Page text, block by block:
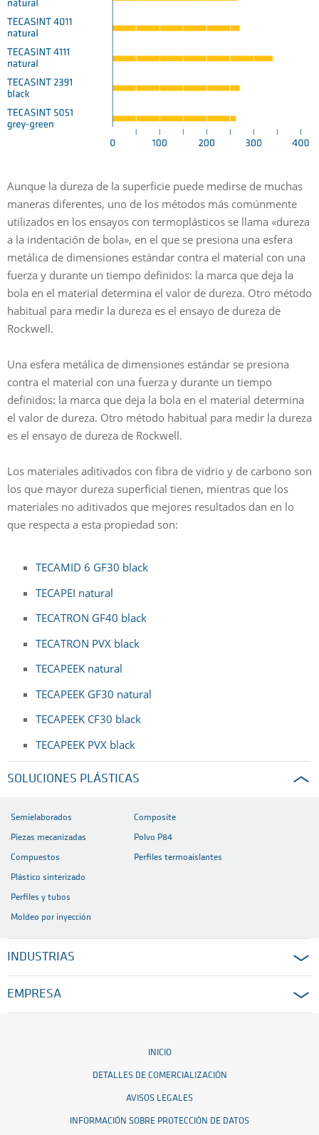
Aunque la dureza de la superficie puede medirse de muchas
maneras diferentes, uno de los métodos más comúnmente
utilizados en los ensayos con termoplásticos se llama «dureza
a la indentación de bola», en el que se presiona una esfera
metálica de dimensiones estándar contra el material con una
fuerza y durante un tiempo definidos: la marca que deja la
bola en el material determina el valor de dureza. Otro método
habitual para medir la dureza es el ensayo de dureza de
Rockwell.
Una esfera metálica de dimensiones estándar se presiona
contra el material con una fuerza y durante un tiempo
definidos: la marca que deja la bola en el material determina
el valor de dureza. Otro método habitual para medir la dureza
es el ensayo de dureza de Rockwell.
Los materiales aditivados con fibra de vidrio y de carbono son
los que mayor dureza superficial tienen, mientras que los
materiales no aditivados que mejores resultados dan en lo
que respecta a esta propiedad son:
TECAMID 6 GF30 black
TECAPEI natural
TECATRON GF40 black
TECATRON PVX black
TECAPEEK natural
TECAPEEK GF30 natural
TECAPEEK CF30 black
TECAPEEK PVX black
SOLUCIONES PLÁSTICAS
Semielaborados
Piezas mecanizadas
Compuestos
Plástico sinterizado
Perfiles y tubos
Moldeo por inyección
Composite
Polvo P84
Perfiles termoaislantes
INDUSTRIAS
EMPRESA
INICIO
DETALLES DE COMERCIALIZACIÓN
AVISOS LEGALES
INFORMACIÓN SOBRE PROTECCIÓN DE DATOS